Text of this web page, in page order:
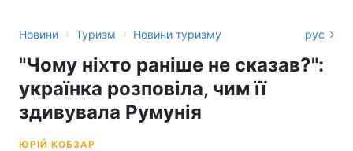
Новини › Туризм › Новини туризму рус
"Чому ніхто раніше не сказав?":
українка розповіла, чим її
здивувала Румунія
ЮРІЙ КОБЗАР